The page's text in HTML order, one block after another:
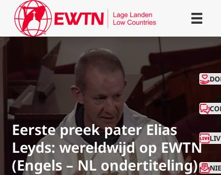
Eerste preek pater Elias
Leyds: wereldwijd op EWTN
(Engels – NL ondertiteling)